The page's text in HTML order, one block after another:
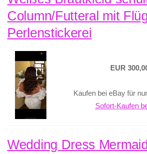
Column/Futteral mit
Perlenstickerei
EUR
Kaufen bei eBay für
Sofort-Kaufen
Wedding Dress